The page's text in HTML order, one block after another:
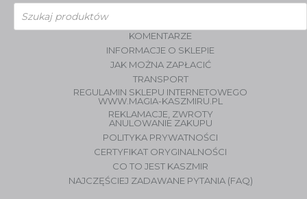
Wyszukiwarka
produktów
KOMENTARZE
INFORMACJE O SKLEPIE
JAK MOŻNA ZAPŁACIĆ
TRANSPORT
REGULAMIN SKLEPU INTERNETOWEGO
WWW.MAGIA-KASZMIRU.PL
REKLAMACJE, ZWROTY
ANULOWANIE ZAKUPU
POLITYKA PRYWATNOŚCI
CERTYFIKAT ORYGINALNOŚCI
CO TO JEST KASZMIR
NAJCZĘŚCIEJ ZADAWANE PYTANIA (FAQ)